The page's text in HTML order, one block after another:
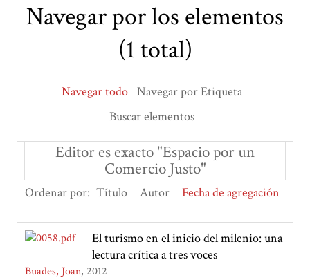
Navegar por los elementos
(1 total)
Navegar todo Navegar por Etiqueta
Buscar elementos
Editor es exacto "Espacio por un
Comercio Justo"
Ordenar por: Título Autor Fecha de agregación
El turismo en el inicio del milenio: una
lectura crítica a tres voces
Buades, Joan 2012